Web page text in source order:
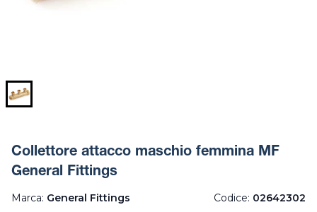
Collettore attacco maschio femmina MF
General Fittings
Marca: General Fittings Codice: 02642302